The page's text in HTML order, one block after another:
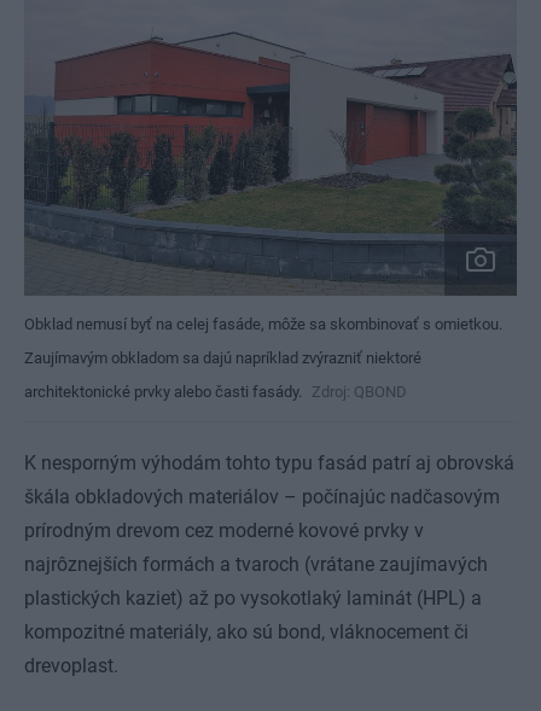
Obklad nemusí byť na celej fasáde, môže sa skombinovať s omietkou.
Zaujímavým obkladom sa dajú napríklad zvýrazniť niektoré
architektonické prvky alebo časti fasády.
Zdroj: QBOND
K nesporným výhodám tohto typu fasád patrí aj obrovská
škála obkladových materiálov – počínajúc nadčasovým
prírodným drevom cez moderné kovové prvky v
najrôznejších formách a tvaroch (vrátane zaujímavých
plastických kaziet) až po vysokotlaký laminát (HPL) a
kompozitné materiály, ako sú bond, vláknocement či
drevoplast.